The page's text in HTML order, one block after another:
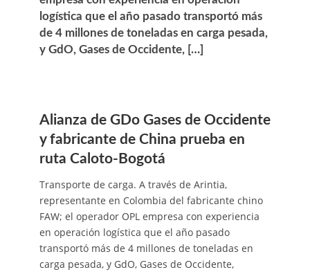
logística que el año pasado transportó más
de 4 millones de toneladas en carga pesada,
y GdO, Gases de Occidente, […]
Alianza de GDo Gases de Occidente
y fabricante de China prueba en
ruta Caloto-Bogotá
Transporte de carga. A través de Arintia,
representante en Colombia del fabricante chino
FAW; el operador OPL empresa con experiencia
en operación logística que el año pasado
transportó más de 4 millones de toneladas en
carga pesada, y GdO, Gases de Occidente,